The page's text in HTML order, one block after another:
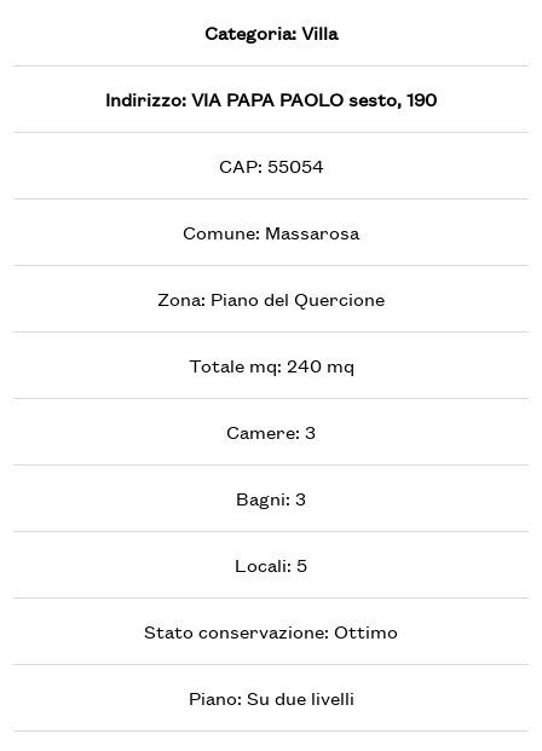
Categoria: Villa
Indirizzo: VIA PAPA PAOLO sesto, 190
CAP: 55054
Comune: Massarosa
Zona: Piano del Quercione
Totale mq: 240 mq
Camere: 3
Bagni: 3
Locali: 5
Stato conservazione: Ottimo
Piano: Su due livelli